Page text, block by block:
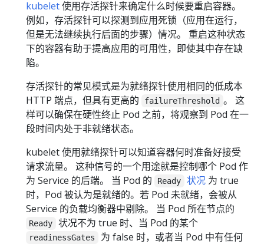
kubelet使用存活探针来确定什么时候要重启容器。
例如，存活探针可以探测到应用死锁（应用在运行，
但是无法继续执行后面的步骤）情况。 重启这种状态
下的容器有助于提高应用的可用性，即使其中存在缺
陷。
存活探针的常见模式是为就绪探针使用相同的低成本
HTTP 端点，但具有更高的
failureThreshold 。 这
样可以确保在硬性终止 Pod 之前，将观察到 Pod 在一
段时间内处于非就绪状态。
kubelet 使用就绪探针可以知道容器何时准备好接受
请求流量。 这种信号的一个用途就是控制哪个 Pod 作
为 Service 的后端。 当 Pod 的
Ready 状况为 true
时，Pod 被认为是就绪的。若 Pod 未就绪，会被从
Service 的负载均衡器中剔除。 当 Pod 所在节点的
Ready 状况不为 true 时、当 Pod 的某个
readinessGates
为 false 时，或者当 Pod 中有任何